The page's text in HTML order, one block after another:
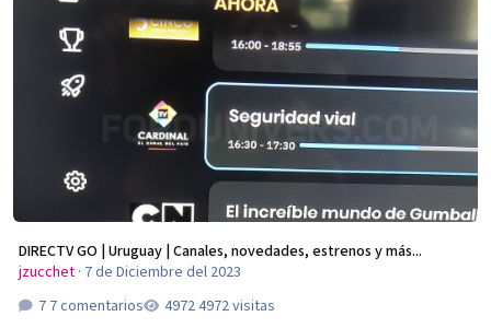
DIRECTV GO | Uruguay | Canales, novedades, estrenos y más...
jzucchet· 7 de Diciembre del 2023
7 comentarios
4972 visitas